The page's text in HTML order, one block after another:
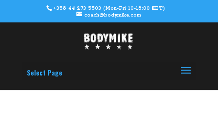
+358 44 273 5503 (Mon-Fri 10-18:00 EET)
coach@bodymike.com
Select Page